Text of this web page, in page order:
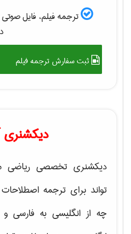
ترجمه فیلم، فایل
ثبت سفارش ترجمه فیلم
دیکشنری
دیکشنری تخصصی ریاضی
تواند برای ترجمه
چه از انگلیسی به فارسی